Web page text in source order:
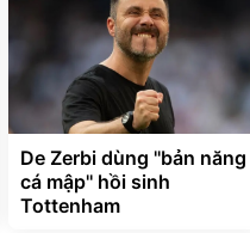
De Zerbi dùng ''bản năng
cá mập'' hồi sinh
Tottenham